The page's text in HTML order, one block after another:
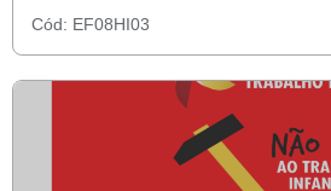
Cód: EF08HI03